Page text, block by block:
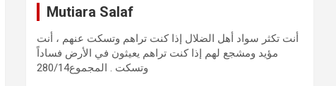
Mutiara Salaf
أنت تكثر سواد أهل الضلال إذا كنت تراهم وتسكت عنهم ، أنت
مؤيد ومشجع لهم إذا كنت تراهم يعيثون في الأرض فساداً
وتسكت . المجموع280/14